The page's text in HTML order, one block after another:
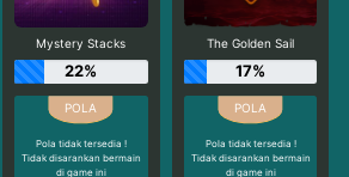
Mystery Stacks
22%
Pola tidak tersedia !
Tidak disarankan bermain
di game ini
The Golden Sail
17%
Pola tidak tersedia !
Tidak disarankan bermain
di game ini